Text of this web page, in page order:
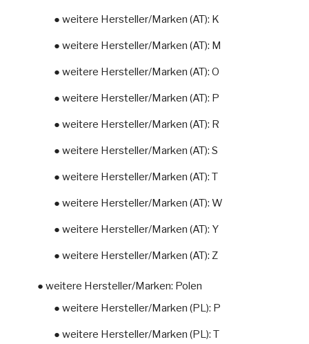
● weitere Hersteller/Marken (AT): K
● weitere Hersteller/Marken (AT): M
● weitere Hersteller/Marken (AT): O
● weitere Hersteller/Marken (AT): P
● weitere Hersteller/Marken (AT): R
● weitere Hersteller/Marken (AT): S
● weitere Hersteller/Marken (AT): T
● weitere Hersteller/Marken (AT): W
● weitere Hersteller/Marken (AT): Y
● weitere Hersteller/Marken (AT): Z
● weitere Hersteller/Marken: Polen
● weitere Hersteller/Marken (PL): P
● weitere Hersteller/Marken (PL): T